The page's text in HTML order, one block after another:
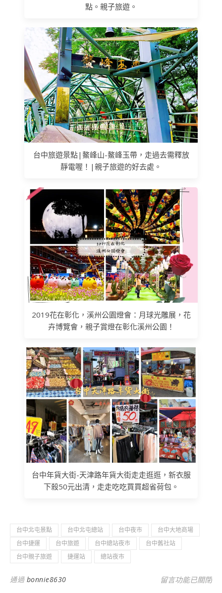
點。親子旅遊。
台中旅遊景點|鰲峰山-鰲峰玉帶，走過去需釋放
靜電喔！|親子旅遊的好去處。
2019花在彰化，溪州公園燈會：月球光雕展，花
卉博覽會，親子賞燈在彰化溪州公園！
台中年貨大街-天津路年貨大街走走逛逛，新衣服
下殺50元出清，走走吃吃買買超省荷包。
台中北屯景點 台中北屯總站 台中夜市
台中大地商場
台中捷運
台中旅遊 台中總站夜市
台中舊社站
台中親子旅遊
捷運站 總站夜市
通過 bonnie8630 在〈台中北屯旅
留言功能已關閉